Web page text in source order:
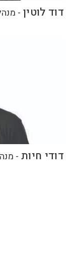
דוד לוטין -
דודי חיות -